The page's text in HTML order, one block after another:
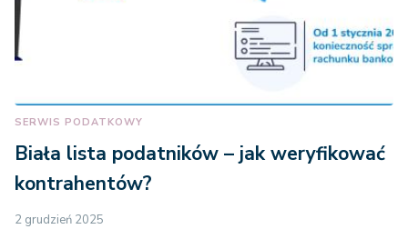
SERWIS PODATKOWY
Biała lista podatników – jak weryfikować
kontrahentów?
2 grudzień 2025